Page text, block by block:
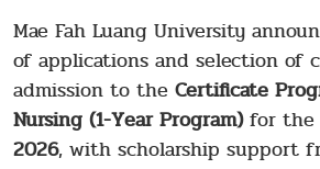
Mae Fah Luang University
of applications and selection of
admission to the Certificate
Nursing (1-Year Program)for the
2026, with scholarship support